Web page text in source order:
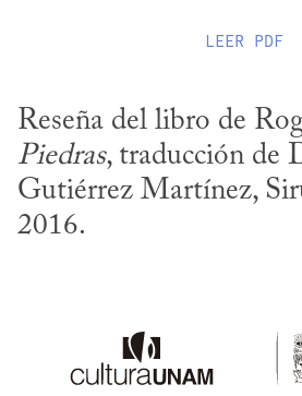
LEER PDF
Piedras, traducción de
Gutiérrez Martínez,
2016.